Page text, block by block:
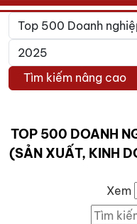
Tìm kiếm nâng cao
TOP 500 DOANH
(SẢN XUẤT, KINH
Xem